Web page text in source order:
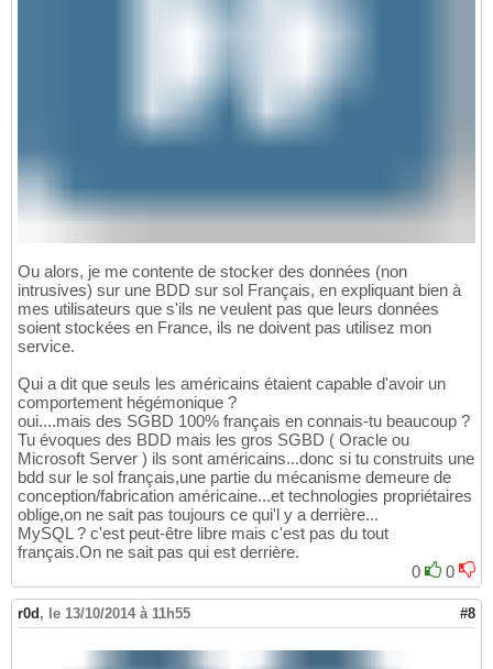
Ou alors, je me contente de stocker des données (non
intrusives) sur une BDD sur sol Français, en expliquant bien à
mes utilisateurs que s'ils ne veulent pas que leurs données
soient stockées en France, ils ne doivent pas utilisez mon
service.
Qui a dit que seuls les américains étaient capable d'avoir un
comportement hégémonique ?
oui....mais des SGBD 100% français en connais-tu beaucoup ?
Tu évoques des BDD mais les gros SGBD ( Oracle ou
Microsoft Server ) ils sont américains...donc si tu construits une
bdd sur le sol français,une partie du mécanisme demeure de
conception/fabrication américaine...et technologies propriétaires
oblige,on ne sait pas toujours ce qui'l y a derrière...
MySQL ? c'est peut-être libre mais c'est pas du tout
français.On ne sait pas qui est derrière.
0
0
r0d , le 13/10/2014 à 11h55 #8